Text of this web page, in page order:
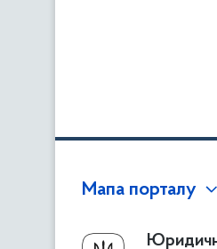
Мапа порталу
Про Фонд